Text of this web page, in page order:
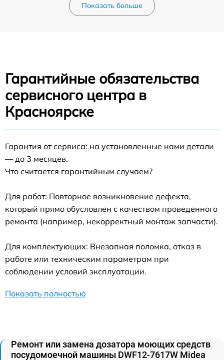
Показать больше
Гарантийные обязательства
сервисного центра в
Красноярске
Гарантия от сервиса: на установленные нами детали
— до 3 месяцев.
Что считается гарантийным случаем?
Для работ: Повторное возникновение дефекта,
который прямо обусловлен с качеством проведенного
ремонта (например, некорректный монтаж запчасти).
Для комплектующих: Внезапная поломка, отказ в
работе или техническим параметрам при
соблюдении условий эксплуатации.
Показать полностью
Ремонт или замена дозатора моющих средств
посудомоечной машины DWF12-7617W Midea